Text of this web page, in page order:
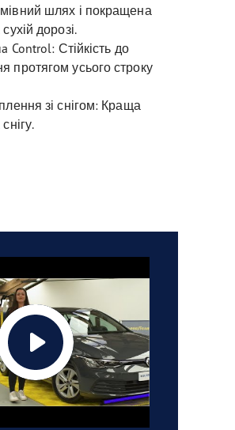
шлях і покращена
дорозі.
Control: Стійкість до
протягом усього строку
зі снігом: Краща